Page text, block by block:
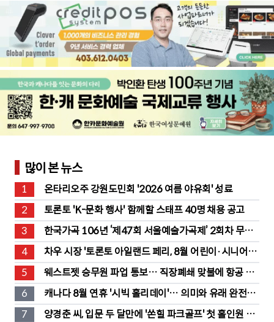
많이 본 뉴스
1
온타리오주 강원도민회 '2026 여름 야유회' 성료
2
토론토 'K-문화 행사' 함께할 스태프 40명 채용 공고
3
한국가곡 106년 ‘제47회 서울예술가곡제’ 2회차 무대
성황
4
차우 시장 '토론토 아일랜드 페리, 8월 어린이·시니어 무
료' 발표
5
웨스트젯 승무원 파업 통보… 직장폐쇄 맞불에 항공 대
란
6
캐나다 8월 연휴 '시빅 홀리데이'… 의미와 유래 완전정
리
7
양경춘 씨, 입문 두 달만에 '쏜힐 파크골프' 첫 홀인원 주